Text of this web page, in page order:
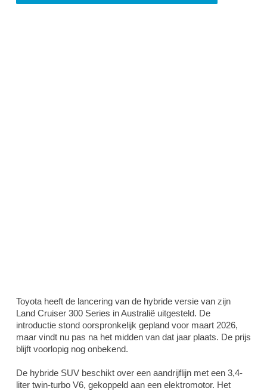
Toyota heeft de lancering van de hybride versie van zijn
Land Cruiser 300 Series in Australië uitgesteld. De
introductie stond oorspronkelijk gepland voor maart 2026,
maar vindt nu pas na het midden van dat jaar plaats. De prijs
blijft voorlopig nog onbekend.
De hybride SUV beschikt over een aandrijflijn met een 3,4-
liter twin-turbo V6, gekoppeld aan een elektromotor. Het